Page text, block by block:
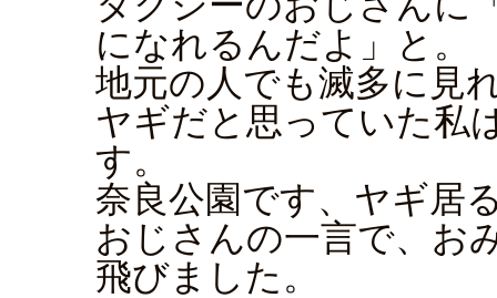
になれるんだよ」と。
地元の人でも滅多に見
ヤギだと思っていた私
す。
奈良公園です、ヤギ居
おじさんの一言で、お
飛びました。